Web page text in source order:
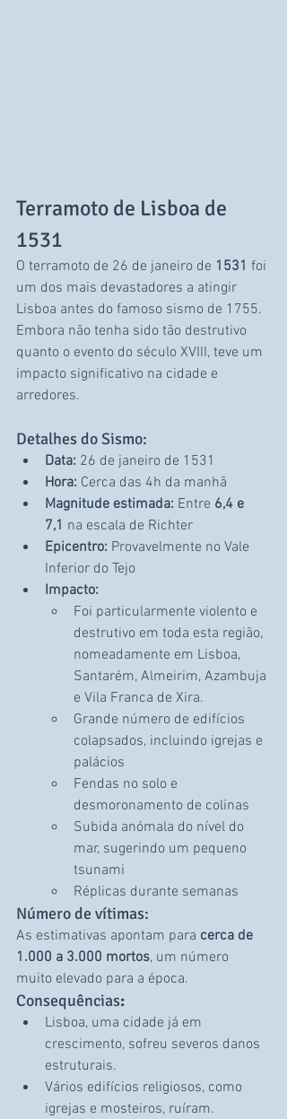
Terramoto de Lisboa de
1531
O terramoto de 26 de janeiro de 1531 foi
um dos mais devastadores a atingir
Lisboa antes do famoso sismo de 1755.
Embora não tenha sido tão destrutivo
quanto o evento do século XVIII, teve um
impacto significativo na cidade e
arredores.
Detalhes do Sismo:
Data: 26 de janeiro de 1531
Hora: Cerca das 4h da manhã
Magnitude estimada: Entre 6,4 e
7,1 na escala de Richter
Epicentro: Provavelmente no Vale
Inferior do Tejo
Impacto:
Foi particularmente violento e
destrutivo em toda esta região,
nomeadamente em Lisboa,
Santarém, Almeirim, Azambuja
e Vila Franca de Xira.
Grande número de edifícios
colapsados, incluindo igrejas e
palácios
Fendas no solo e
desmoronamento de colinas
Subida anómala do nível do
mar, sugerindo um pequeno
tsunami
Réplicas durante semanas
Número de vítimas:
As estimativas apontam para cerca de
1.000 a 3.000 mortos, um número
muito elevado para a época.
Consequências:
Lisboa, uma cidade já em
crescimento, sofreu severos danos
estruturais.
Vários edifícios religiosos, como
igrejas e mosteiros, ruíram.